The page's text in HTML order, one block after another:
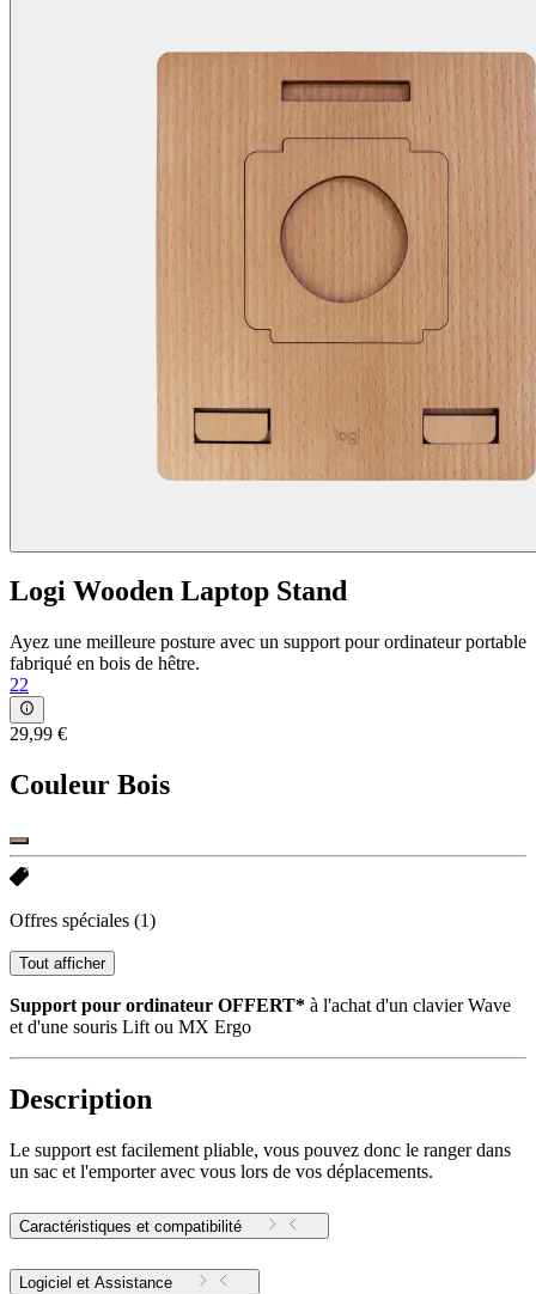
Logi Wooden Laptop Stand
Ayez une meilleure posture avec un support pour ordinateur portable
fabriqué en bois de hêtre.
22
29,99 €
Couleur Bois
Offres spéciales (1)
Tout afficher
Support pour ordinateur OFFERT* à l'achat d'un clavier Wave
et d'une souris Lift ou MX Ergo
Description
Le support est facilement pliable, vous pouvez donc le ranger dans
un sac et l'emporter avec vous lors de vos déplacements.
Caractéristiques et compatibilité
Logiciel et Assistance